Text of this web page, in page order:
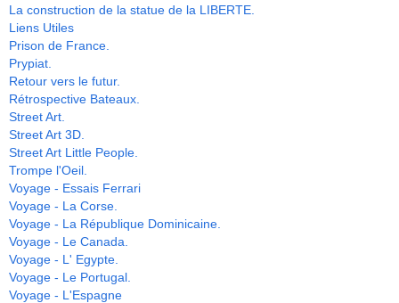
La construction de la statue de la LIBERTE.
Liens Utiles
Prison de France.
Prypiat.
Retour vers le futur.
Rétrospective Bateaux.
Street Art.
Street Art 3D.
Street Art Little People.
Trompe l'Oeil.
Voyage - Essais Ferrari
Voyage - La Corse.
Voyage - La République Dominicaine.
Voyage - Le Canada.
Voyage - L' Egypte.
Voyage - Le Portugal.
Voyage - L'Espagne